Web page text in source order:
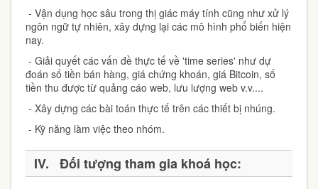
- Vận dụng học sâu trong thị giác máy tính cũng như xử lý
ngôn ngữ tự nhiên, xây dựng lại các mô hình phổ biến hiện
nay.
- Giải quyết các vấn đề thực tế về 'time series' như dự
đoán số tiền bán hàng, giá chứng khoán, giá Bitcoin, số
tiền thu được từ quảng cáo web, lưu lượng web v.v....
- Xây dựng các bài toán thực tế trên các thiết bị nhúng.
- Kỹ năng làm việc theo nhóm.
IV. Đối tượng tham gia khoá học: